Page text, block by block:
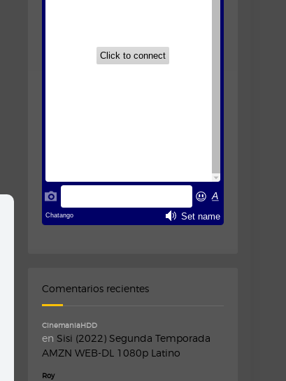
Comentarios recientes
CinemaniaHDD
en Sisi (2022) Segunda Temporada
AMZN WEB-DL 1080p Latino
Roy